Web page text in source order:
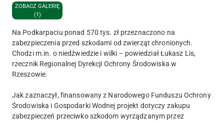
ZOBACZ GALERIĘ
(1)
Na Podkarpaciu ponad 570 tys. zł przeznaczono na
zabezpieczenia przed szkodami od zwierząt chronionych.
Chodzi m.in. o niedźwiedzie i wilki – powiedział Łukasz Lis,
rzecznik Regionalnej Dyrekcji Ochrony Środowiska w
Rzeszowie.
Jak zaznaczył, finansowany z Narodowego Funduszu Ochrony
Środowiska i Gospodarki Wodnej projekt dotyczy zakupu
zabezpieczeń przeciwko szkodom wyrządzanym przez